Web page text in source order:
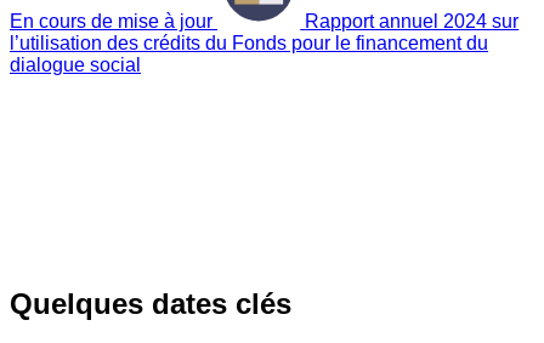
En cours de mise à jour
Rapport annuel 2024 sur
l’utilisation des crédits du Fonds pour le financement du
dialogue social
Quelques dates clés